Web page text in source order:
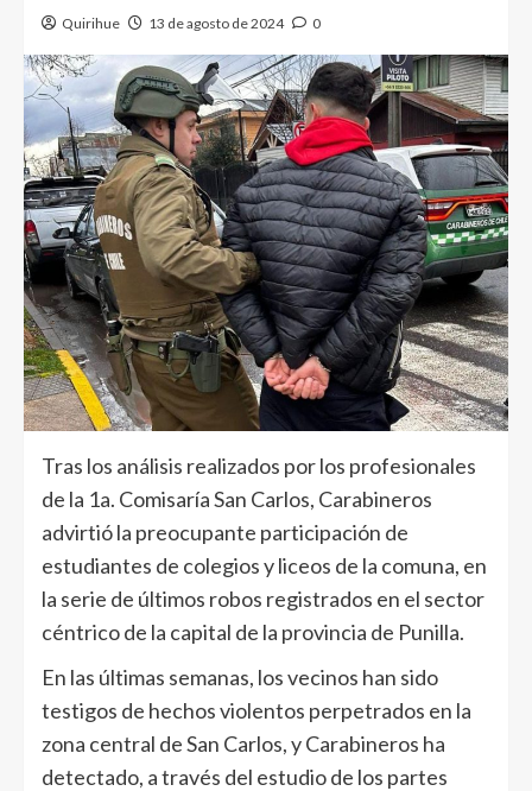
Quirihue 13 de agosto de 2024 0
Tras los análisis realizados por los profesionales
de la 1a. Comisaría San Carlos, Carabineros
advirtió la preocupante participación de
estudiantes de colegios y liceos de la comuna, en
la serie de últimos robos registrados en el sector
céntrico de la capital de la provincia de Punilla.
En las últimas semanas, los vecinos han sido
testigos de hechos violentos perpetrados en la
zona central de San Carlos, y Carabineros ha
detectado, a través del estudio de los partes